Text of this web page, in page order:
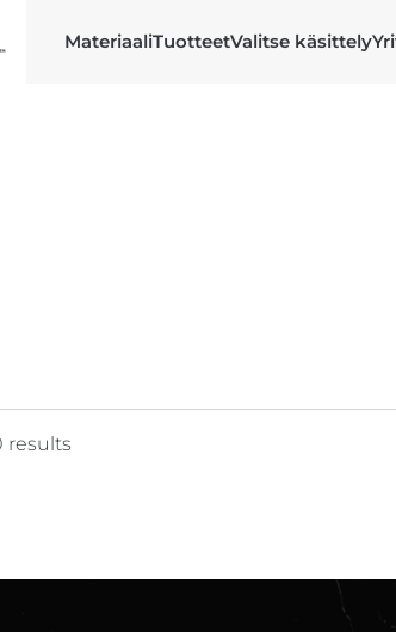
MateriaaliTuotteetValitse käsittely
results